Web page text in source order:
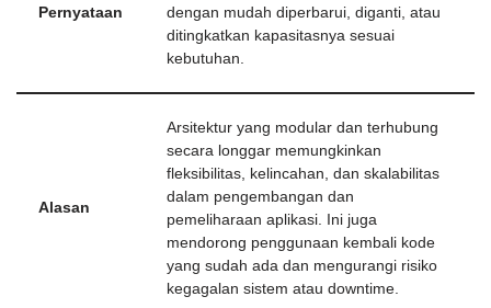
Pernyataan
dengan mudah diperbarui, diganti, atau
ditingkatkan kapasitasnya sesuai
kebutuhan.
Alasan
Arsitektur yang modular dan terhubung
secara longgar memungkinkan
fleksibilitas, kelincahan, dan skalabilitas
dalam pengembangan dan
pemeliharaan aplikasi. Ini juga
mendorong penggunaan kembali kode
yang sudah ada dan mengurangi risiko
kegagalan sistem atau downtime.